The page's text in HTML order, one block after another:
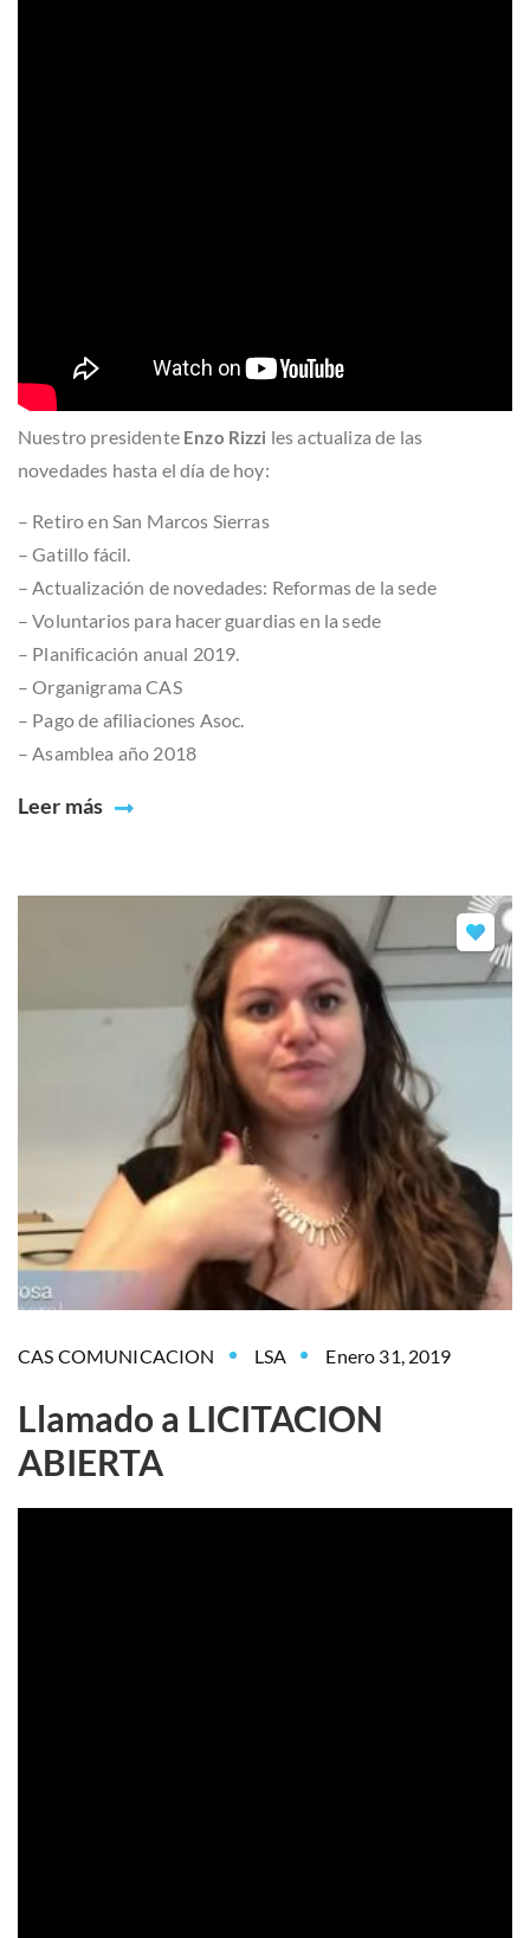
Nuestro presidente Enzo Rizzi les actualiza de las
novedades hasta el día de hoy:
– Retiro en San Marcos Sierras
– Gatillo fácil.
– Actualización de novedades: Reformas de la sede
– Voluntarios para hacer guardias en la sede
– Planificación anual 2019.
– Organigrama CAS
– Pago de afiliaciones Asoc.
– Asamblea año 2018
Leer más
CAS COMUNICACION LSA Enero 31, 2019
Llamado a LICITACION
ABIERTA